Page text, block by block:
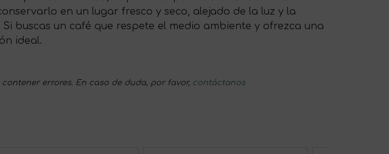
en un lugar fresco y seco, alejado de la luz y la
buscas un café que respete el medio ambiente y ofrezca una
ideal.
errores. En caso de duda, por favor, contáctanos